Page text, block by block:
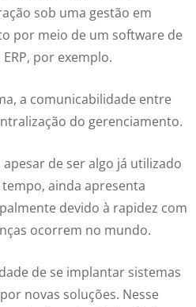
sob uma gestão em
por meio de um software de
por exemplo.
a comunicabilidade entre
do gerenciamento.
de ser algo já utilizado
ainda apresenta
devido à rapidez com
ocorrem no mundo.
de se implantar sistemas
novas soluções. Nesse